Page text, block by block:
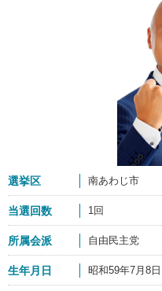
選挙区 南あわじ市
当選回数 1回
所属会派 自由民主党
生年月日 昭和59年7月8日